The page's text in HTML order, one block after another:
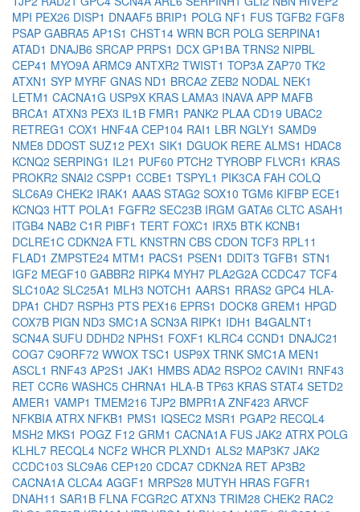
MPI PEX26 DISP1 DNAAF5 BRIP1 POLG NF1 FUS TGFB2 FGF8
PSAP GABRA5 AP1S1 CHST14 WRN BCR POLG SERPINA1
ATAD1 DNAJB6 SRCAP PRPS1 DCX GP1BA TRNS2 NIPBL
CEP41 MYO9A ARMC9 ANTXR2 TWIST1 TOP3A ZAP70 TK2
ATXN1 SYP MYRF GNAS ND1 BRCA2 ZEB2 NODAL NEK1
LETM1 CACNA1G USP9X KRAS LAMA3 INAVA APP MAFB
BRCA1 ATXN3 PEX3 IL1B FMR1 PANK2 PLAA CD19 UBAC2
RETREG1 COX1 HNF4A CEP104 RAI1 LBR NGLY1 SAMD9
NME8 DDOST SUZ12 PEX1 SIK1 DGUOK RERE ALMS1 HDAC8
KCNQ2 SERPING1 IL21 PUF60 PTCH2 TYROBP FLVCR1 KRAS
PROKR2 SNAI2 CSPP1 CCBE1 TSPYL1 PIK3CA FAH COLQ
SLC6A9 CHEK2 IRAK1 AAAS STAG2 SOX10 TGM6 KIFBP ECE1
KCNQ3 HTT POLA1 FGFR2 SEC23B IRGM GATA6 CLTC ASAH1
ITGB4 NAB2 C1R PIBF1 TERT FOXC1 IRX5 BTK KCNB1
DCLRE1C CDKN2A FTL KNSTRN CBS CDON TCF3 RPL11
FLAD1 ZMPSTE24 MTM1 PACS1 PSEN1 DDIT3 TGFB1 STN1
IGF2 MEGF10 GABBR2 RIPK4 MYH7 PLA2G2A CCDC47 TCF4
SLC10A2 SLC25A1 MLH3 NOTCH1 AARS1 RRAS2 GPC4 HLA-
DPA1 CHD7 RSPH3 PTS PEX16 EPRS1 DOCK8 GREM1 HPGD
COX7B PIGN ND3 SMC1A SCN3A RIPK1 IDH1 B4GALNT1
SCN4A SUFU DDHD2 NPHS1 FOXF1 KLRC4 CCND1 DNAJC21
COG7 C9ORF72 WWOX TSC1 USP9X TRNK SMC1A MEN1
ASCL1 RNF43 AP2S1 JAK1 HMBS ADA2 RSPO2 CAVIN1 RNF43
RET CCR6 WASHC5 CHRNA1 HLA-B TP63 KRAS STAT4 SETD2
AMER1 VAMP1 TMEM216 TJP2 BMPR1A ZNF423 ARVCF
NFKBIA ATRX NFKB1 PMS1 IQSEC2 MSR1 PGAP2 RECQL4
MSH2 MKS1 POGZ F12 GRM1 CACNA1A FUS JAK2 ATRX POLG
KLHL7 RECQL4 NCF2 WHCR PLXND1 ALS2 MAP3K7 JAK2
CCDC103 SLC9A6 CEP120 CDCA7 CDKN2A RET AP3B2
CACNA1A CLCA4 AGGF1 MRPS28 MUTYH HRAS FGFR1
DNAH11 SAR1B FLNA FCGR2C ATXN3 TRIM28 CHEK2 RAC2